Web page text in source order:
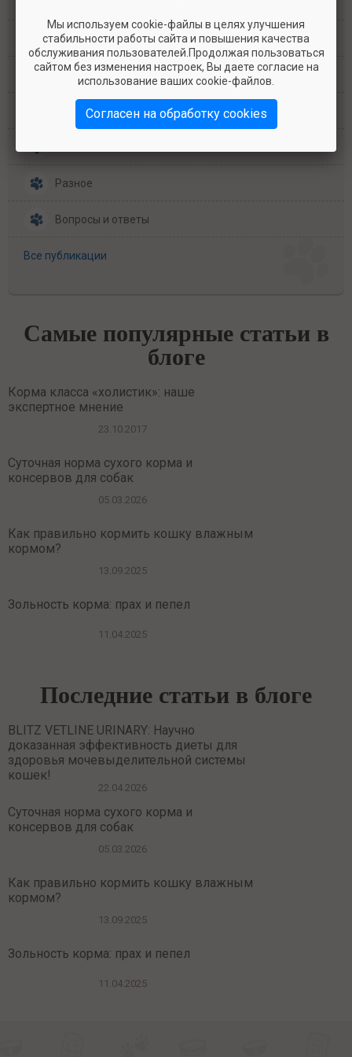
Здоровье
Питание
Регламентирование
Разное
Вопросы и ответы
Все публикации
Самые популярные статьи в
блоге
Корма класса «холистик»: наше
экспертное мнение
23.10.2017
Суточная норма сухого корма и
консервов для собак
05.03.2026
Как правильно кормить кошку влажным
кормом?
13.09.2025
Зольность корма: прах и пепел
11.04.2025
Последние статьи в блоге
BLITZ VETLINE URINARY: Научно
доказанная эффективность диеты для
здоровья мочевыделительной системы
кошек!
22.04.2026
Суточная норма сухого корма и
консервов для собак
05.03.2026
Как правильно кормить кошку влажным
кормом?
13.09.2025
Зольность корма: прах и пепел
11.04.2025
Мы используем cookie-файлы в целях улучшения
стабильности работы сайта и повышения качества
обслуживания пользователей.Продолжая пользоваться
сайтом без изменения настроек, Вы даете согласие на
использование ваших cookie-файлов.
Согласен на обработку cookies